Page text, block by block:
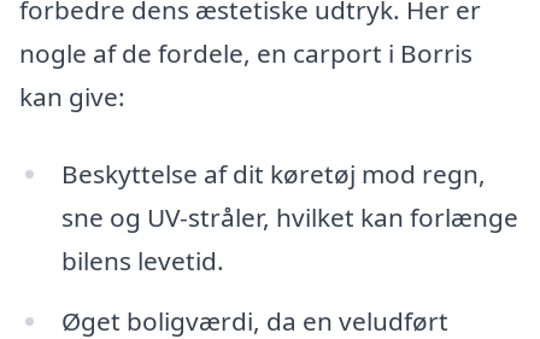
forbedre dens æstetiske udtryk. Her er
nogle af de fordele, en carport i Borris
kan give:
Beskyttelse af dit køretøj mod regn,
sne og UV-stråler, hvilket kan forlænge
bilens levetid.
Øget boligværdi, da en veludført